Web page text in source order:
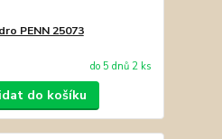
PENN 25073
do 5 dnů 2 ks
do košíku